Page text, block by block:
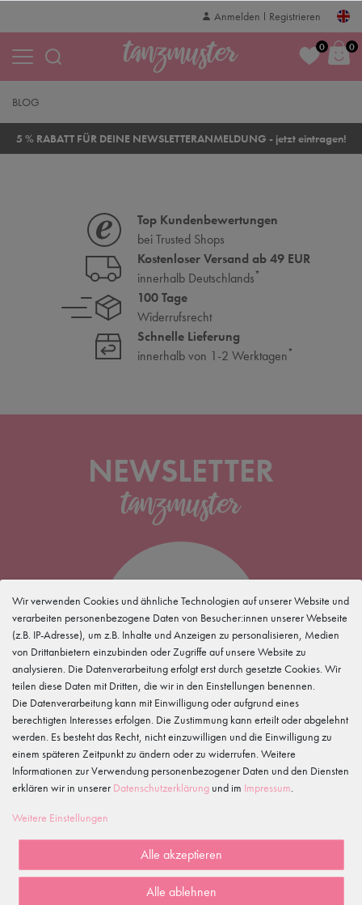
Anmelden Registrieren
0 0
BLOG
5 % RABATT FÜR DEINE NEWSLETTERANMELDUNG - jetzt eintragen!
Top Kundenbewertungen
bei Trusted Shops
Kostenloser Versand ab 49 EUR
innerhalb Deutschlands*
100 Tage
Widerrufsrecht
Schnelle Lieferung
innerhalb von 1-2 Werktagen*
NEWSLETTER
5 %
für Deine
Newsletteranmeldung
Meine Einwilligung kann ich jederzeit widerrufen.
Wir verwenden Cookies und ähnliche Technologien auf unserer Website und
verarbeiten personenbezogene Daten von Besucher:innen unserer Webseite
(z.B. IP-Adresse), um z.B. Inhalte und Anzeigen zu personalisieren, Medien
von Drittanbietern einzubinden oder Zugriffe auf unsere Website zu
analysieren. Die Datenverarbeitung erfolgt erst durch gesetzte Cookies. Wir
teilen diese Daten mit Dritten, die wir in den Einstellungen benennen.
Die Datenverarbeitung kann mit Einwilligung oder aufgrund eines
berechtigten Interesses erfolgen. Die Zustimmung kann erteilt oder abgelehnt
werden. Es besteht das Recht, nicht einzuwilligen und die Einwilligung zu
einem späteren Zeitpunkt zu ändern oder zu widerrufen. Weitere
Informationen zur Verwendung personenbezogener Daten und den Diensten
erklären wir in unserer Daten­schutz­erklärung und im Impressum.
Weitere Einstellungen
Alle akzeptieren
Alle ablehnen